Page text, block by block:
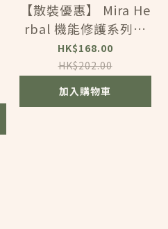
【散裝優惠】 Mira He
rbal 機能修護系列修
護面膜 (6 pcs) (VMA0
33)
HK$168.00
HK$202.00
加入購物車